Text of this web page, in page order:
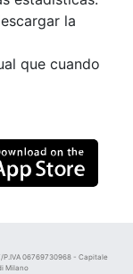
la
que cuando
06769730968 - Capitale
Milano